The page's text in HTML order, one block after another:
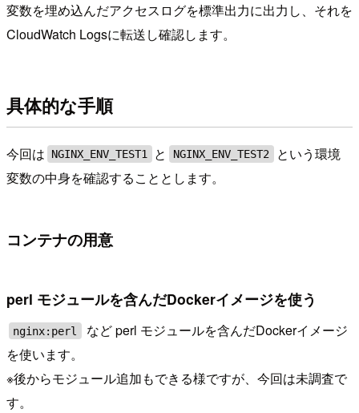
変数を埋め込んだアクセスログを標準出力に出力し、それを
CloudWatch Logsに転送し確認します。
具体的な手順
今回は NGINX_ENV_TEST1 と NGINX_ENV_TEST2
という環境
変数の中身を確認することとします。
コンテナの用意
perl モジュールを含んだDockerイメージを使う
nginx:perl
など perl モジュールを含んだDockerイメージ
を使います。
※後からモジュール追加もできる様ですが、今回は未調査で
す。